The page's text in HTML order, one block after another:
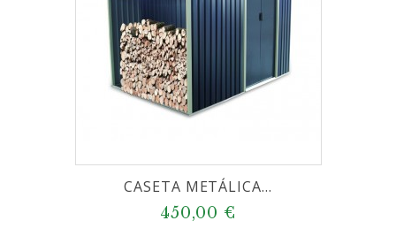
CASETA METÁLICA...
450,00 €